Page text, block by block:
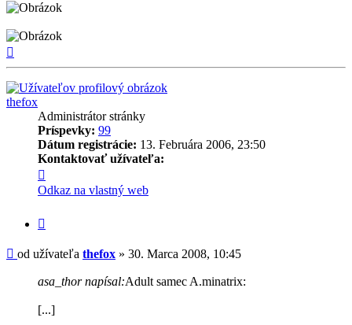
thefox
Administrátor stránky
Príspevky: 99
Dátum registrácie: 13. Februára 2006, 23:50
Kontaktovať užívateľa:
informácie
užívateľa
thefox
Odkaz na vlastný web
Príspevok
od užívateľa thefox » 30. Marca 2008, 10:45
asa_thor napísal:Adult samec A.minatrix:
[...]